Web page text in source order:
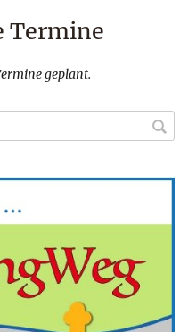
Termine
geplant.